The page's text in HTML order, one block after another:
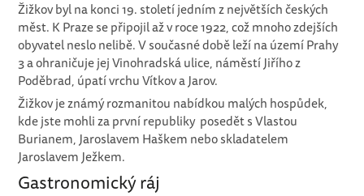
Žižkov byl na konci 19. století jedním z největších českých
měst. K Praze se připojil až v roce 1922, což mnoho zdejších
obyvatel neslo nelibě. V současné době leží na území Prahy
3 a ohraničuje jej Vinohradská ulice, náměstí Jiřího z
Poděbrad, úpatí vrchu Vítkov a Jarov.
Žižkov je známý rozmanitou nabídkou malých hospůdek,
kde jste mohli za první republiky posedět s Vlastou
Burianem, Jaroslavem Haškem nebo skladatelem
Jaroslavem Ježkem.
Gastronomický ráj